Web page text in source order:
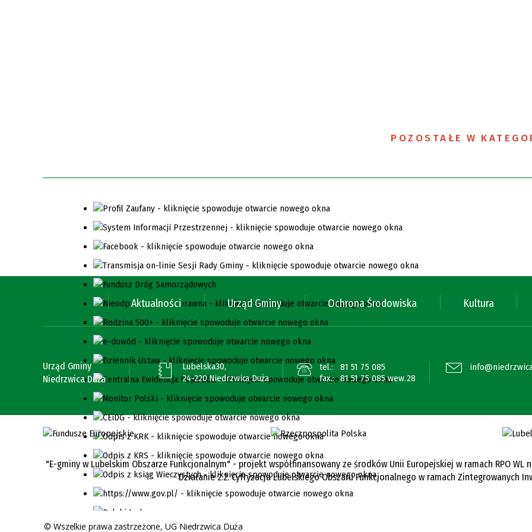
POZOSTAŁE W
Aktualności Urząd Gminy Ochrona Środowiska Kultura
Urząd Gminy
Niedrzwica Duża
Lubelska30,
24-220 Niedrzwica Duża
tel.:
81 51 75 085
fax.: 81 51 75 085 wew.28
"E-gminy w Lubelskim Obszarze Funkcjonalnym" - projekt współfinansowany ze środków Unii Europejskiej w ramach RPO
Działanie 2.2. Cyfryzacja Lubelskiego Obszaru Funkcjonalnego w ramach Zintegrowanych
© Wszelkie prawa zastrzeżone, UG Niedrzwica Duża